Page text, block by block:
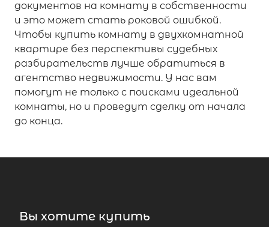
документов на комнату в собственности
и это может стать роковой ошибкой.
Чтобы купить комнату в двухкомнатной
квартире без перспективы судебных
разбирательств лучше обратиться в
агентство недвижимости. У нас вам
помогут не только с поисками идеальной
комнаты, но и проведут сделку от начала
до конца.
Вы хотите купить